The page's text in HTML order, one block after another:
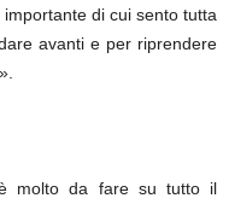
di cui sento tutta
avanti e per riprendere
molto da fare su tutto il